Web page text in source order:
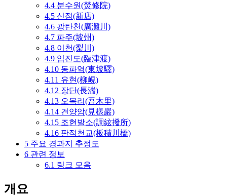
4.4 분수원(焚修院)
4.5 신점(新店)
4.6 광탄천(廣灘川)
4.7 파주(坡州)
4.8 이천(梨川)
4.9 임진도(臨津渡)
4.10 동파역(東坡驛)
4.11 유현(柳峴)
4.12 장단(長湍)
4.13 오목리(吾木里)
4.14 견양암(見樣巖)
4.15 조현발소(調絃撥所)
4.16 판적천교(板積川橋)
5 주요 경과지 추정도
6 관련 정보
6.1 링크 모음
개요